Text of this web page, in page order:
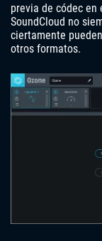
previa de códec
SoundCloud no
ciertamente
otros formatos.